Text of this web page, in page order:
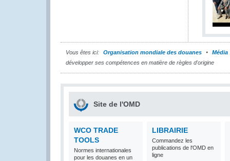
Vous êtes ici: Organisation mondiale des douanes
Média
développer ses compétences en matière de règles d'origine
Site de l'OMD
WCO TRADE
TOOLS
Normes internationales
pour les douanes en un
LIBRAIRIE
Commandez les
publications de l'OMD en
ligne